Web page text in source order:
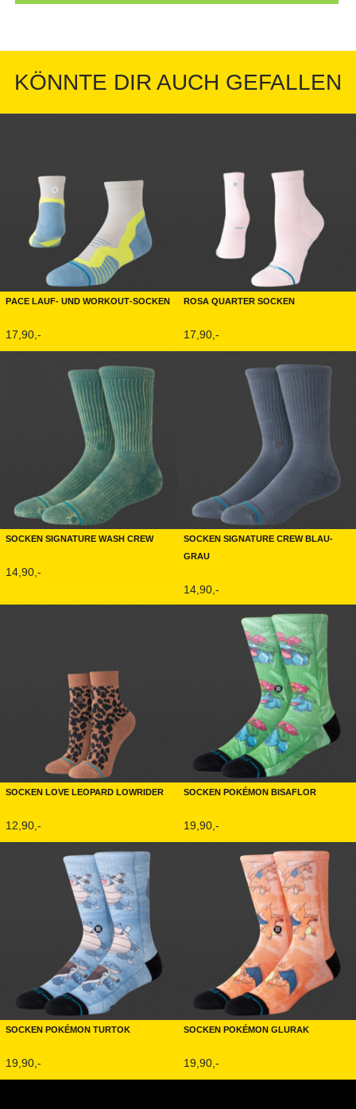
KÖNNTE DIR AUCH GEFALLEN
Pace Lauf- und Workout-Socken
17,90,-
Rosa Quarter Socken
17,90,-
Socken Signature Wash Crew
14,90,-
Socken Signature Crew Blau-
Grau
14,90,-
Socken Love Leopard Lowrider
12,90,-
Socken Pokémon Bisaflor
19,90,-
Socken Pokémon Turtok
19,90,-
Socken Pokémon Glurak
19,90,-